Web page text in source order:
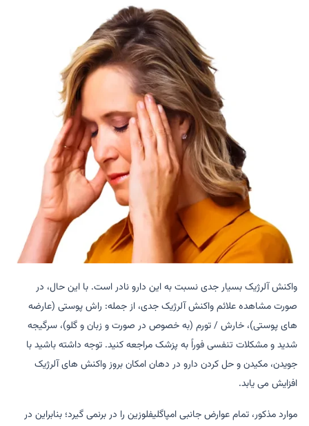
واکنش آلرژیک بسیار جدی نسبت به این دارو نادر است. با این حال، در
صورت مشاهده علائم واکنش آلرژیک جدی، از جمله: راش پوستی (عارضه
های پوستی)، خارش / تورم (به خصوص در صورت و زبان و گلو)، سرگیجه
شدید و مشکلات تنفسی فوراً به پزشک مراجعه کنید. توجه داشته باشید با
جویدن، مکیدن و حل کردن دارو در دهان امکان بروز واکنش های آلرژیک
افزایش می یابد.
موارد مذکور، تمام عوارض جانبی امپاگلیفلوزین را در برنمی گیرد؛ بنابراین در